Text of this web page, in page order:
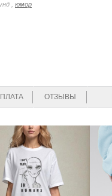
, юмор
ОТЗЫВЫ